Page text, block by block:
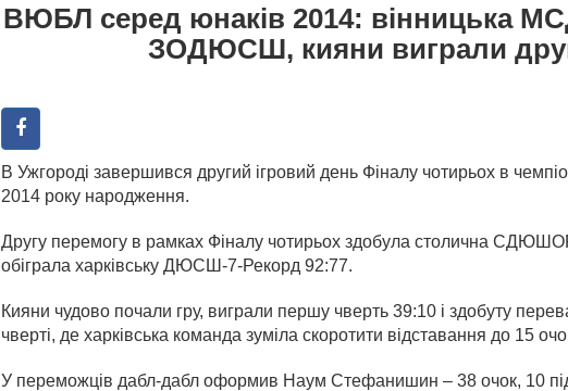
ВЮБЛ серед юнаків 2014: вінницька
ЗОДЮСШ, кияни виграли
В Ужгороді завершився другий ігровий день Фіналу чотирьох в
2014 року народження.
Другу перемогу в рамках Фіналу чотирьох здобула столична
обіграла харківську ДЮСШ-7-Рекорд 92:77.
Кияни чудово почали гру, виграли першу чверть 39:10 і здобуту
чверті, де харківська команда зуміла скоротити відставання до 15
У переможців дабл-дабл оформив Наум Стефанишин – 38 очок, 10